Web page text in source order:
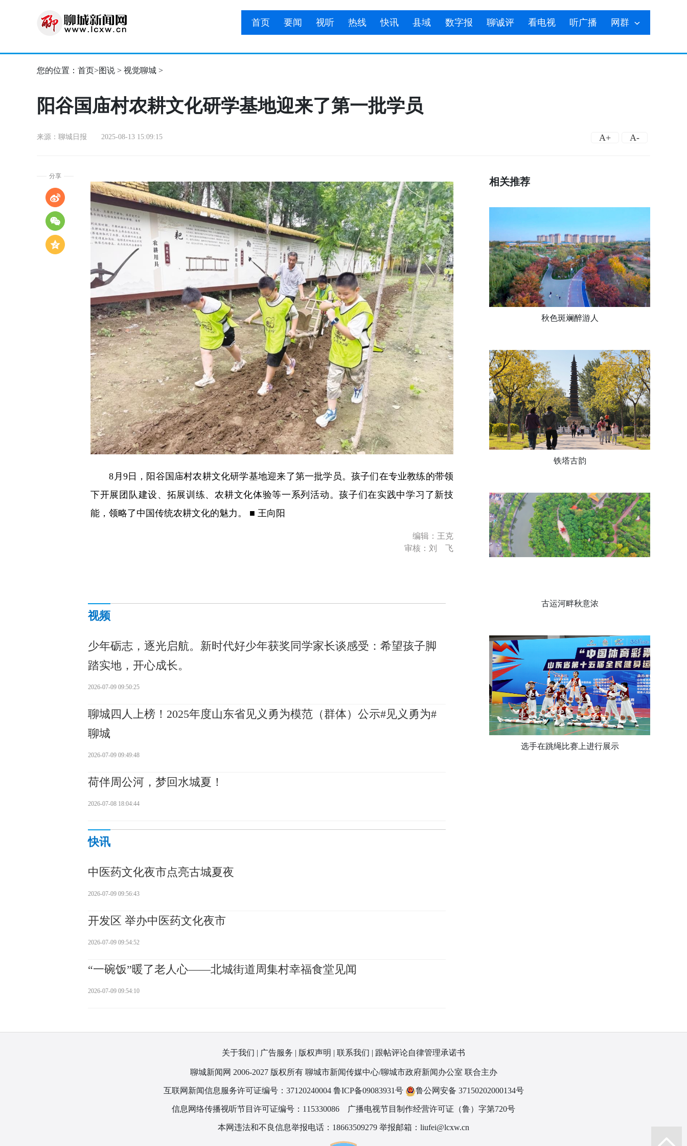
首页 要闻 视听 热线 快讯 县域 数字报 聊诚评 看电视 听广播 网群
您的位置： 首页>图说 > 视觉聊城 >
阳谷国庙村农耕文化研学基地迎来了第一批学员
来源：聊城日报 2025-08-13 15:09:15 A+ A-
分享
8月9日，阳谷国庙村农耕文化研学基地迎来了第一批学员。孩子们在专业教练的带领
下开展团队建设、拓展训练、农耕文化体验等一系列活动。孩子们在实践中学习了新技
能，领略了中国传统农耕文化的魅力。 ■ 王向阳
编辑：王克
审核：刘 飞
相关推荐
秋色斑斓醉游人
铁塔古韵
古运河畔秋意浓
选手在跳绳比赛上进行展示
视频
少年砺志，逐光启航。新时代好少年获奖同学家长谈感受：希望孩子脚
踏实地，开心成长。
2026-07-09 09:50:25
聊城四人上榜！2025年度山东省见义勇为模范（群体）公示#见义勇为#
聊城
2026-07-09 09:49:48
荷伴周公河，梦回水城夏！
2026-07-08 18:04:44
快讯
中医药文化夜市点亮古城夏夜
2026-07-09 09:56:43
开发区 举办中医药文化夜市
2026-07-09 09:54:52
“一碗饭”暖了老人心——北城街道周集村幸福食堂见闻
2026-07-09 09:54:10
关于我们 | 广告服务 | 版权声明 | 联系我们 | 跟帖评论自律管理承诺书
聊城新闻网 2006-2027 版权所有 聊城市新闻传媒中心/聊城市政府新闻办公室 联合主办
互联网新闻信息服务许可证编号：37120240004 鲁ICP备09083931号 鲁公网安备 37150202000134号
信息网络传播视听节目许可证编号：115330086 广播电视节目制作经营许可证（鲁）字第720号
本网违法和不良信息举报电话：18663509279 举报邮箱：liufei@lcxw.cn